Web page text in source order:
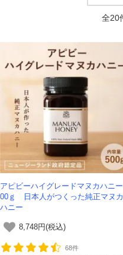
全20
アピビーハイグレードマヌカハニ
00ｇ 日本人がつくった純正マヌカ
ハニー
8,748円(税込)
68件